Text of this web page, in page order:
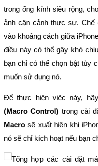
trong ống kính siêu rộng,
ảnh cận cảnh thực sự.
vào khoảng cách giữa
điều này có thể gây khó
bạn chỉ có thể chọn bật tùy
muốn sử dụng nó.
Để thực hiện việc này,
(Macro Control) trong cài
Macro sẽ xuất hiện khi
nó sẽ chỉ kích hoạt nếu bạn